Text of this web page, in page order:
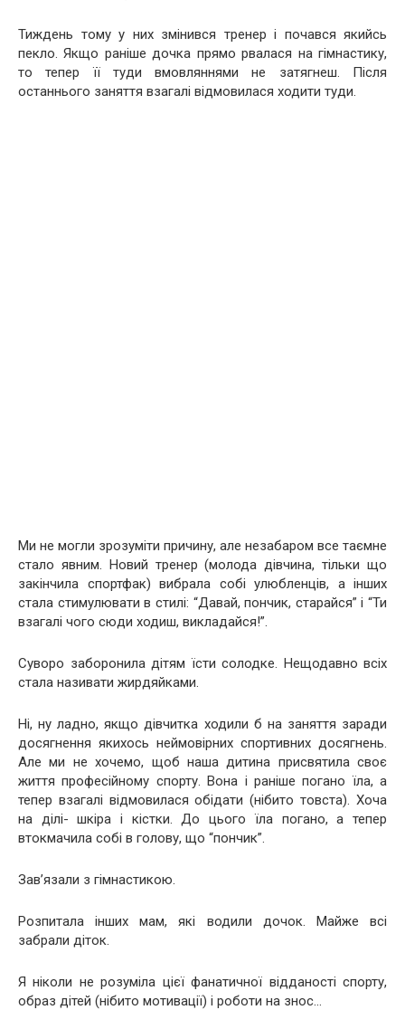
Тиждень тому у них змінився тренер і почався якийсь
пекло. Якщо раніше дочка прямо рвалася на гімнастику,
то тепер її туди вмовляннями не затягнеш. Після
останнього заняття взагалі відмовилася ходити туди.
Ми не могли зрозуміти причину, але незабаром все таємне
стало явним. Новий тренер (молода дівчина, тільки що
закінчила спортфак) вибрала собі улюбленців, а інших
стала стимулювати в стилі: “Давай, пончик, старайся” і “Ти
взагалі чого сюди ходиш, викладайся!”.
Суворо заборонила дітям їсти солодке. Нещодавно всіх
стала називати жирдяйками.
Ні, ну ладно, якщо дівчитка ходили б на заняття заради
досягнення якихось неймовірних спортивних досягнень.
Але ми не хочемо, щоб наша дитина присвятила своє
життя професійному спорту. Вона і раніше погано їла, а
тепер взагалі відмовилася обідати (нібито товста). Хоча
на ділі- шкіра і кістки. До цього їла погано, а тепер
втокмачила собі в голову, що “пончик”.
Зав’язали з гімнастикою.
Розпитала інших мам, які водили дочок. Майже всі
забрали діток.
Я ніколи не розуміла цієї фанатичної відданості спорту,
образ дітей (нібито мотивації) і роботи на знос…